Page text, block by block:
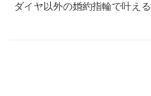
ダイヤ以外の婚約指輪で叶え